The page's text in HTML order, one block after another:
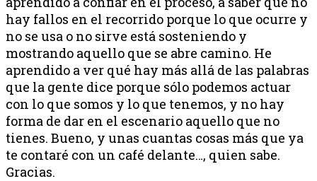
hay fallos en el recorrido porque lo que ocurre y
no se usa o no sirve está sosteniendo y
mostrando aquello que se abre camino. He
aprendido a ver qué hay más allá de las palabras
que la gente dice porque sólo podemos actuar
con lo que somos y lo que tenemos, y no hay
forma de dar en el escenario aquello que no
tienes. Bueno, y unas cuantas cosas más que ya
te contaré con un café delante…, quien sabe.
Gracias.